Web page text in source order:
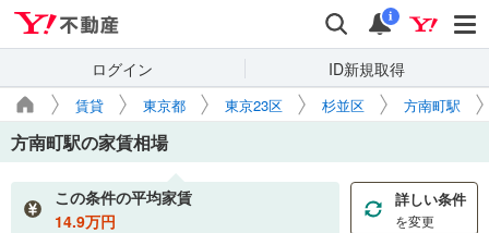
検索 通知
i
ログイン ID新規取得
賃貸 東京都 東京23区 杉並区 方南町駅
方南町駅の家賃相場
この条件の平均家賃
14.9万円
詳しい条件
を変更